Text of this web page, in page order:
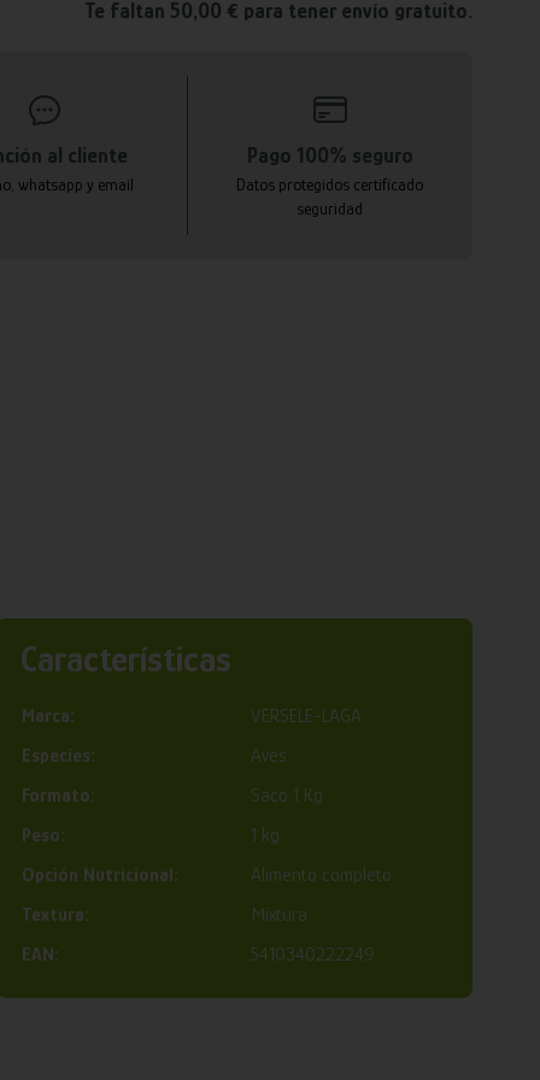
Te faltan 50,00 € para tener envío gratuito.
al cliente
whatsapp y email
Pago 100% seguro
Datos protegidos certificado
seguridad
Características
Marca:
VERSELE-LAGA
Especies:
Aves
Formato:
Saco 1 Kg
Peso:
1 kg
Opción Nutricional:
Alimento completo
Textura:
Mixtura
EAN:
5410340222249